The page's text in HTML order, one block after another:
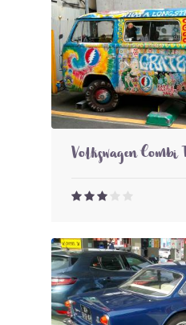
Volkswagen Combi